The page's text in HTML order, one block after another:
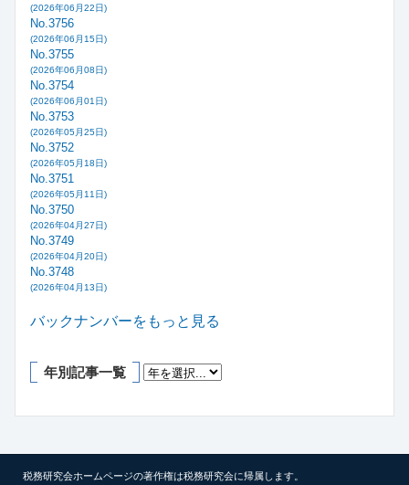
(2026年06月22日)
No.3756
(2026年06月15日)
No.3755
(2026年06月08日)
No.3754
(2026年06月01日)
No.3753
(2026年05月25日)
No.3752
(2026年05月18日)
No.3751
(2026年05月11日)
No.3750
(2026年04月27日)
No.3749
(2026年04月20日)
No.3748
(2026年04月13日)
バックナンバーをもっと見る
年別記事一覧
税務研究会ホームページの著作権は税務研究会に帰属します。